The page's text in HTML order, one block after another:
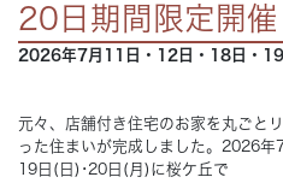
News 新着情報
Works 施工実例集
20日期間限定開催
2026年7月11日・12日・18日・19
元々、店舗付き住宅のお家を丸ごと
った住まいが完成しました。2026
19日(日)･20日(月)に桜ケ丘で